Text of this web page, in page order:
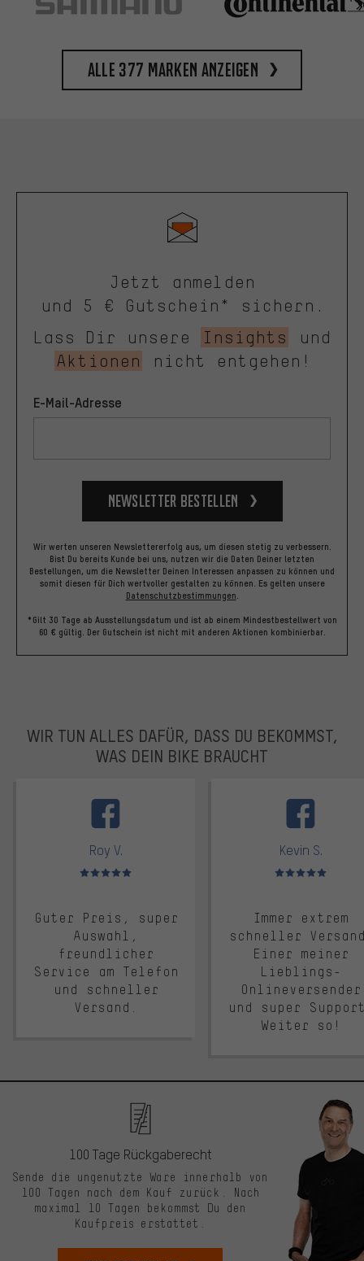
Alle 377 Marken anzeigen
Jetzt anmelden
und 5 € Gutschein* sichern.
Lass Dir unsere
Insights
und
Aktionen
nicht entgehen!
E-Mail-Adresse
Newsletter bestellen
Wir werten unseren Newslettererfolg aus, um diesen stetig zu verbessern.
Bist Du bereits Kunde bei uns, nutzen wir die Daten Deiner letzten
Bestellungen, um die Newsletter Deinen Interessen anpassen zu können und
somit diesen für Dich wertvoller gestalten zu können. Es gelten unsere
Datenschutzbestimmungen.
*Gilt 30 Tage ab Ausstellungsdatum und ist ab einem Mindestbestellwert von
60 € gültig. Der Gutschein ist nicht mit anderen Aktionen kombinierbar.
WIR TUN ALLES DAFÜR, DASS DU BEKOMMST,
WAS DEIN BIKE BRAUCHT
Roy V.
Bewertungen: 5 von 5
Guter Preis, super
Auswahl,
freundlicher
Service am Telefon
und schneller
Versand.
Kevin S.
Bewertungen: 5 von 5
Immer extrem
schneller
Einer meiner
Lieblings-
Onlineversender
und super
Weiter so!
100 Tage Rückgaberecht
Sende die ungenutzte Ware innerhalb von
100 Tagen nach dem Kauf zurück. Nach
maximal 10 Tagen bekommst Du den
Kaufpreis erstattet.